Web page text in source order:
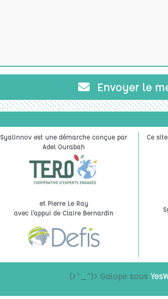
Envoyer le
Syalinnov est une démarche conçue par
Adel Ourabah
et Pierre Le Ray
avec l’appui de Claire Bernardin
Ce
(>^_^)> Galope sous